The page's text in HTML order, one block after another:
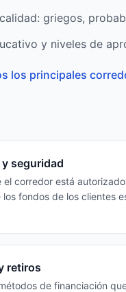
griegos,
y niveles de
los principales
seguridad
el corredor está
los fondos de los clientes
retiros
de financiación